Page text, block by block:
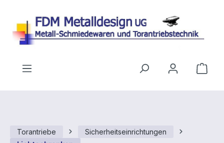
Torantriebe
Sicherheitseinrichtungen